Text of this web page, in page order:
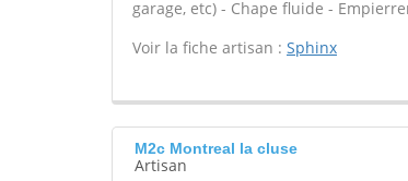
garage, etc) - Chape fluide -
Voir la fiche artisan : Sphinx
M2c Montreal la cluse
Artisan